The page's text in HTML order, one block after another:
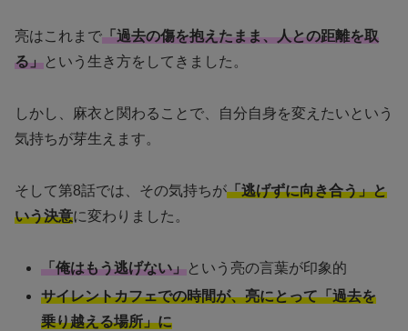
亮はこれまで「過去の傷を抱えたまま、人との距離を取
る」という生き方をしてきました。
しかし、麻衣と関わることで、自分自身を変えたいという
気持ちが芽生えます。
そして第8話では、その気持ちが「逃げずに向き合う」と
いう決意に変わりました。
「俺はもう逃げない」という亮の言葉が印象的
サイレントカフェでの時間が、亮にとって「過去を
乗り越える場所」に